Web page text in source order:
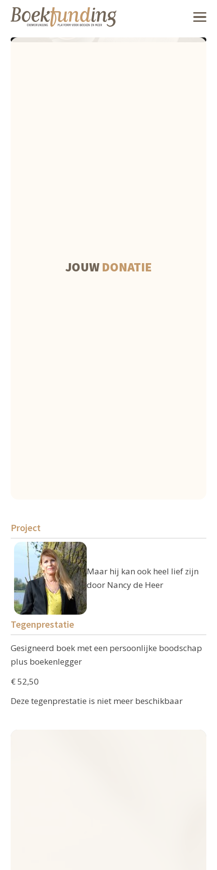
JOUW DONATIE
Project
Maar hij kan ook heel lief zijn
door Nancy de Heer
Tegenprestatie
Gesigneerd boek met een persoonlijke boodschap
plus boekenlegger
€ 52,50
Deze tegenprestatie is niet meer beschikbaar